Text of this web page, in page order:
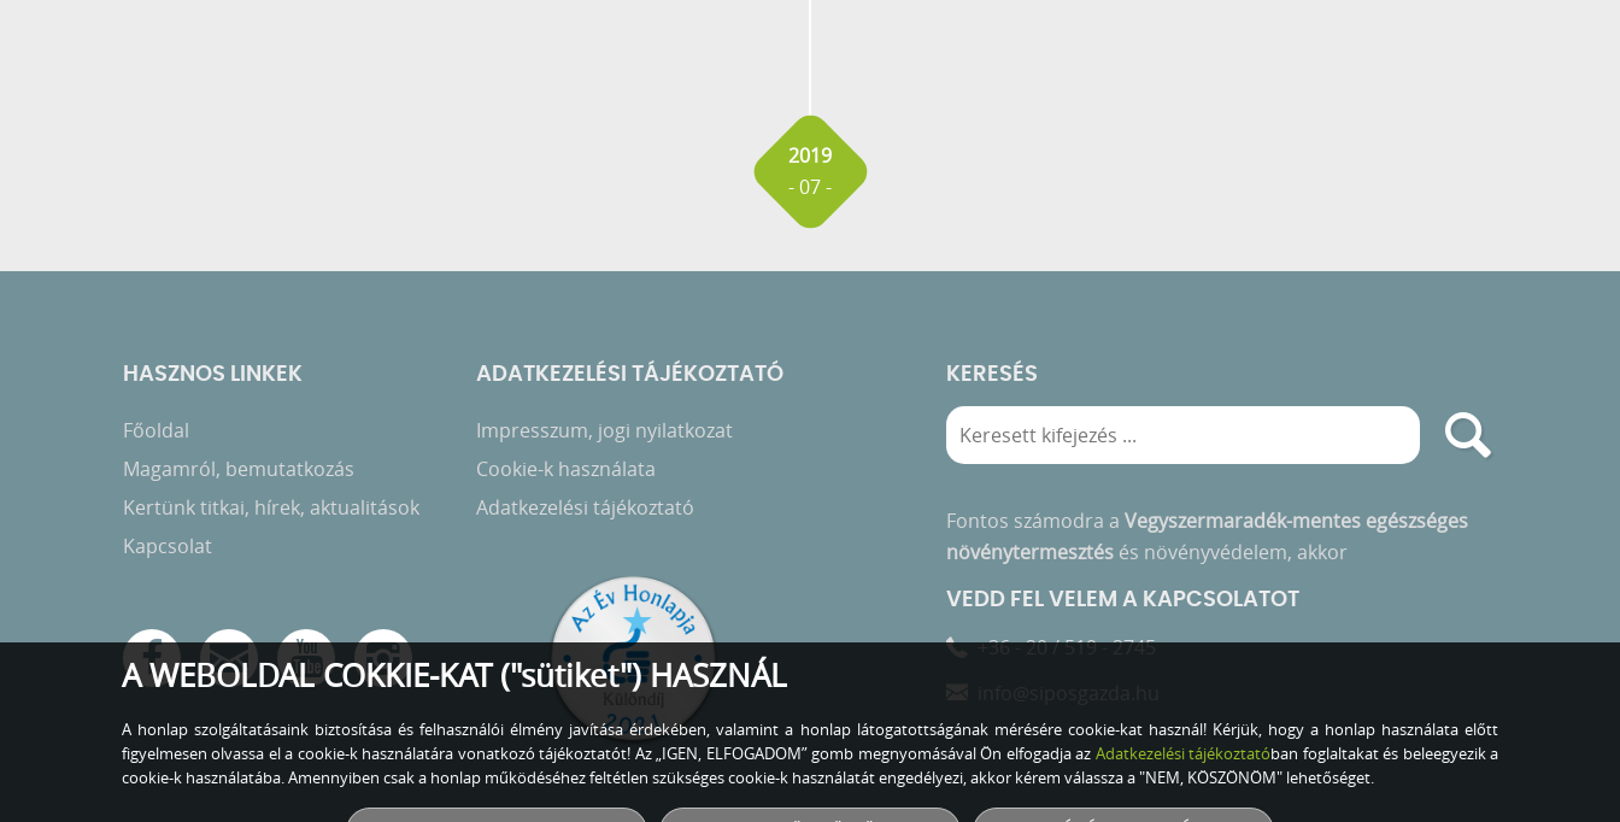
2019
- 07 -
HASZNOS LINKEK
Főoldal
Magamról, bemutatkozás
Kertünk titkai, hírek, aktualitások
Kapcsolat
ADATKEZELÉSI TÁJÉKOZTATÓ
Impresszum, jogi nyilatkozat
Cookie-k használata
Adatkezelési tájékoztató
KERESÉS
Fontos számodra a Vegyszermaradék-mentes egészséges
növénytermesztésés növényvédelem, akkor
VEDD FEL VELEM A KAPCSOLATOT
+36 - 20 / 519 - 2745
A WEBOLDAL COKKIE-KAT ("sütiket") HASZNÁL
A honlap szolgáltatásaink biztosítása és felhasználói élmény javítása érdekében, valamint a honlap látogatottságának mérésére cookie-kat használ! Kérjük, hogy a honlap használata előtt
figyelmesen olvassa el a cookie-k használatára vonatkozó tájékoztatót! Az „IGEN, ELFOGADOM” gomb megnyomásával Ön elfogadja az Adatkezelési tájékoztatóban foglaltakat és beleegyezik a
cookie-k használatába. Amennyiben csak a honlap működéséhez feltétlen szükséges cookie-k használatát engedélyezi, akkor kérem válassza a "NEM, KÖSZÖNÖM" lehetőséget.